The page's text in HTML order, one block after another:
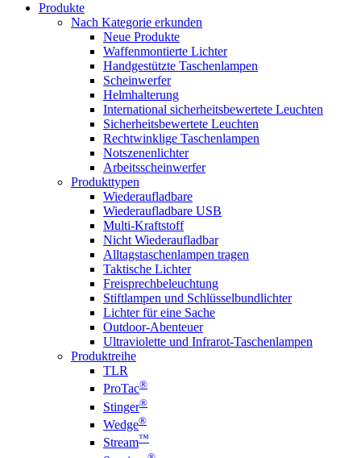
Produkte
Nach Kategorie erkunden
Neue Produkte
Waffenmontierte Lichter
Handgestützte Taschenlampen
Scheinwerfer
Helmhalterung
International sicherheitsbewertete Leuchten
Sicherheitsbewertete Leuchten
Rechtwinklige Taschenlampen
Notszenenlichter
Arbeitsscheinwerfer
Produkttypen
Wiederaufladbare
Wiederaufladbare USB
Multi-Kraftstoff
Nicht Wiederaufladbar
Alltagstaschenlampen tragen
Taktische Lichter
Freisprechbeleuchtung
Stiftlampen und Schlüsselbundlichter
Lichter für eine Sache
Outdoor-Abenteuer
Ultraviolette und Infrarot-Taschenlampen
Produktreihe
TLR
ProTac®
Stinger®
Wedge®
Stream™